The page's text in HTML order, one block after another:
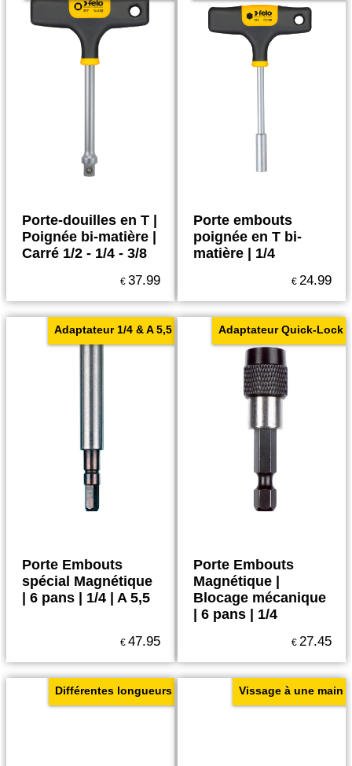
Porte-douilles en T |
Poignée bi-matière |
Carré 1/2 - 1/4 - 3/8
€ 37.99
Porte embouts
poignée en T bi-
matière | 1/4
€ 24.99
Adaptateur 1/4 & A 5,5
Porte Embouts
spécial Magnétique
| 6 pans | 1/4 | A 5,5
€ 47.95
Adaptateur Quick-Lock
Porte Embouts
Magnétique |
Blocage mécanique
| 6 pans | 1/4
€ 27.45
Différentes longueurs Vissage à une main